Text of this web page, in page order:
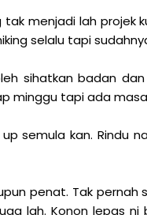
menjadi lah projek
selalu tapi
sihatkan badan
minggu tapi ada
semula kan. Rindu
penat. Tak pernah
lah. Konon lepas